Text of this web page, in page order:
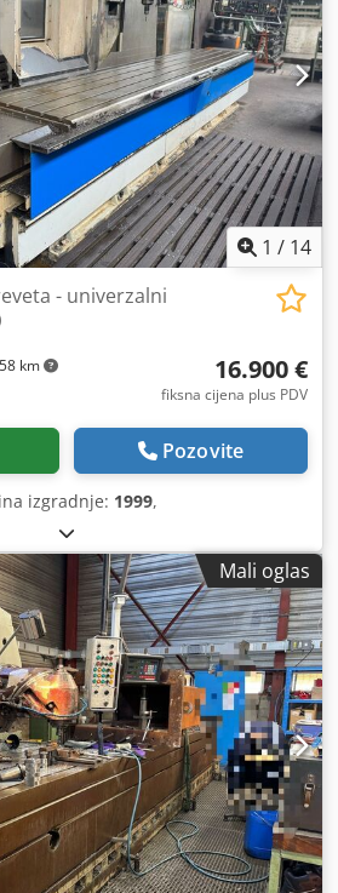
1 / 14
km
- univerzalni
16.900 €
fiksna cijena plus PDV
Pozovite
izgradnje: 1999,
Mali oglas